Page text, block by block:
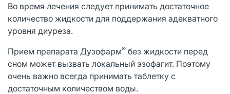
Во время лечения следует принимать достаточное
количество жидкости для поддержания адекватного
уровня диуреза.
Прием препарата Дузофарм® без жидкости перед
сном может вызвать локальный эзофагит. Поэтому
очень важно всегда принимать таблетку с
достаточным количеством воды.